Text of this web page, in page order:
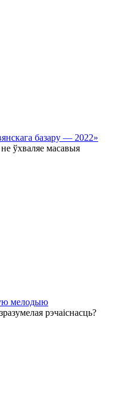
базару — 2022»
ўхваляе масавыя
мелодыю
рэчаіснасць?